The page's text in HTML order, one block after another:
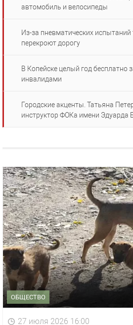
автомобиль и велосипеды
Из-за пневматических испытаний
перекроют дорогу
В Копейске целый год бесплатно
инвалидами
Городские акценты. Татьяна
инструктор ФОКа имени Эдуарда
ОБЩЕСТВО
27 июля 2026 16:00